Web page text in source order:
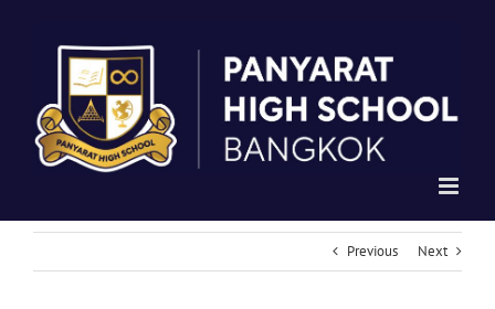
Previous Next